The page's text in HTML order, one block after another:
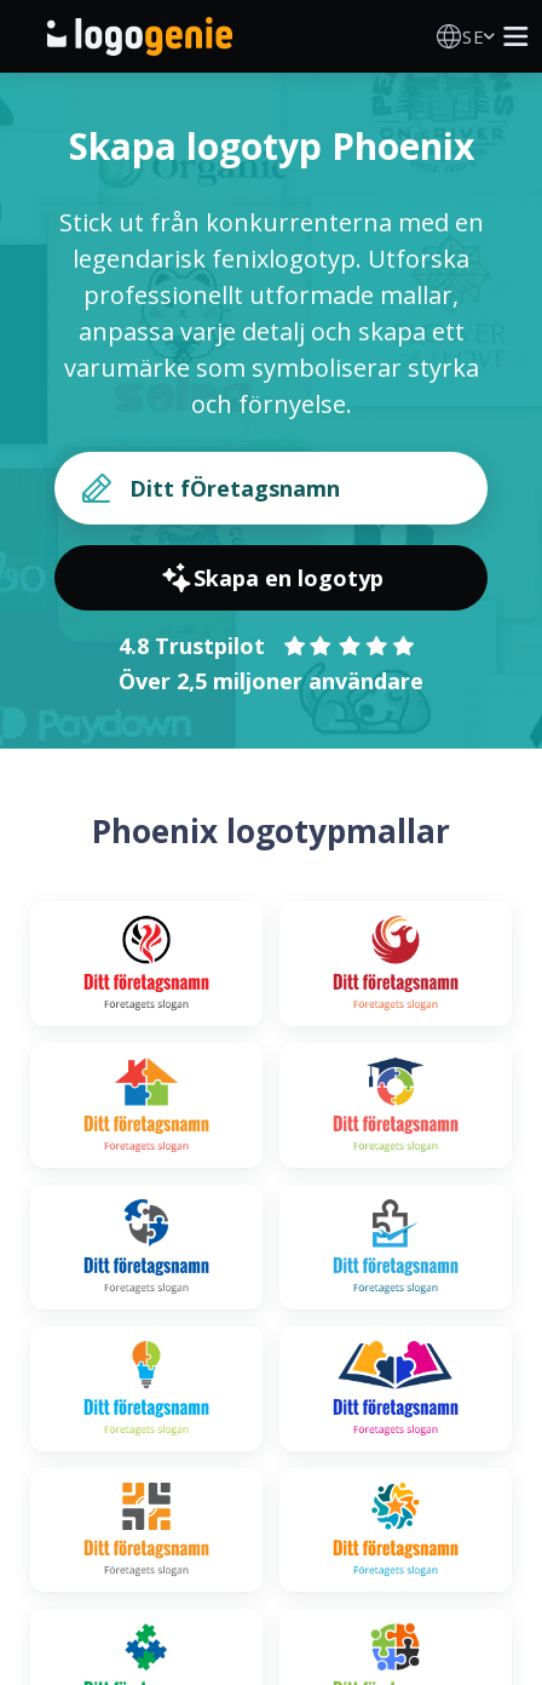
SE
AI logotypgenerator
Logotypidéer
Tryckta produkter
Om Oss
LOGGA IN
Skapa logotyp Phoenix
Stick ut från konkurrenterna med en
legendarisk fenixlogotyp. Utforska
professionellt utformade mallar,
anpassa varje detalj och skapa ett
varumärke som symboliserar styrka
och förnyelse.
Skapa en logotyp
4.8 Trustpilot
Över 2,5 miljoner användare
Phoenix logotypmallar